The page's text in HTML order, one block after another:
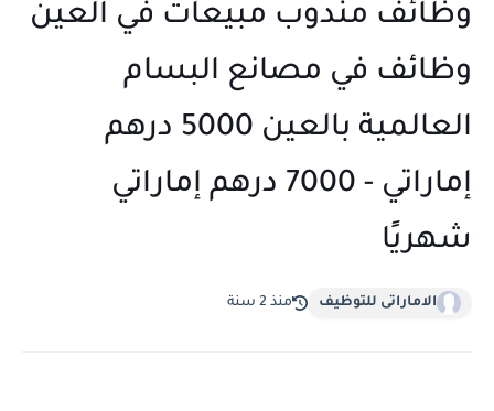
وظائف مندوب مبيعات في العين
وظائف في مصانع البسام
العالمية بالعين 5000 درهم
إماراتي - 7000 درهم إماراتي
شهريًا
الاماراتى للتوظيف منذ 2 سنة